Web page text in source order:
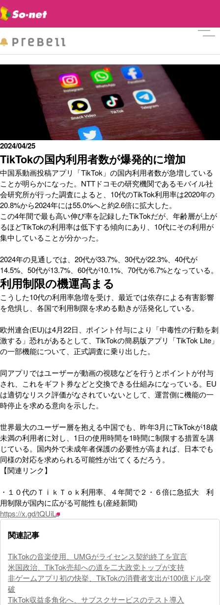
TikTokの国内利用者数が爆発的に増加
2024/04/25
中国系動画投稿アプリ「TikTok」の国内利用者数が急増している
ことが明らかになった。NTTドコモの研究機関であるモバイル社
会研究所が行った調査によると、10代のTikTok利用率は2020年の
20.8%から2024年には55.0%へと約2.6倍に拡大した。
この4年間で最も高い伸び率を記録したTikTokだが、年齢層が上が
るほどTikTokの利用率は低下する傾向にあり、10代にその利用が
集中していることが分かった。
2024年の見通しでは、20代が33.7%、30代が22.3%、40代が
14.5%、50代が13.7%、60代が10.1%、70代が6.7%となっている。
利用制限の機運高まる
こうした10代の利用率急増を受け、最近では依存による有害影響
を危惧し、各国で利用制限を求める動きが活発化している。
欧州連合(EU)は4月22日、ポイント付与により「中毒性の行動を刺
激する」恐れがあるとして、TikTokの簡易版アプリ「TikTok Lite」
の一部機能について、正式調査に乗り出した。
同アプリではユーザーが動画の視聴などを行うとポイントが付与
され、これをギフト券などと交換できる仕組みになっている。EU
は適切なリスク評価がなされていないとして、運営側に機能の一
時停止を求める意向を示した。
世界最大のユーザー層を抱える中国でも、昨年3月にTikTokが18歳
未満の利用者に対し、1日の使用時間を1時間に制限する措置を講
じている。国内外で未成年者保護の必要性が高まれば、日本でも
同様の対応を求められる可能性が出てくるだろう。
【関連リンク】
・１０代のＴｉｋＴｏｋ利用率、４年間で２・６倍に急拡大 利
用制限が国内に広がる可能性も(産経新聞)
https://x.gd/tQUiL
関連記事
TikTokの音楽使用、UMGがライセンス契約終了を宣言
米国政治、TikTok売却への道を二大政党トップが支持
非ゲームアプリ初の快挙、TikTokの消費者支出が100億ドル突
破
TikTok収益多角化へ、サブスクサービスのテスト導入